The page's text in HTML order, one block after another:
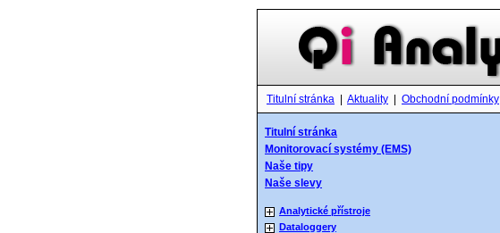
Titulní stránka Aktuality Obchodní podmínky
Titulní stránka
Monitorovací systémy (EMS)
Naše tipy
Naše slevy
Analytické přístroje
Dataloggery